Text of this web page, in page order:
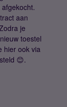
aan
je
toestel
hier ook via
😊.